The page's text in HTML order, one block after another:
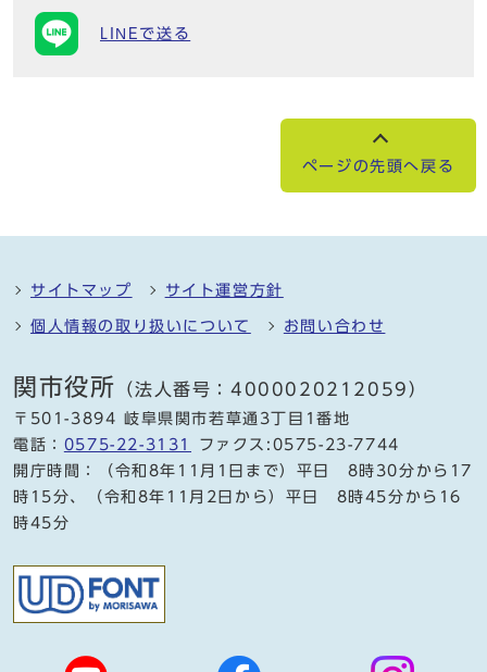
LINEで送る
ページの先頭へ戻る
サイトマップ サイト運営方針
個人情報の取り扱いについて お問い合わせ
関市役所 （法人番号：4000020212059）
〒501-3894 岐阜県関市若草通3丁目1番地
電話： 0575-22-3131
ファクス:0575-23-7744
開庁時間：（令和8年11月1日まで）平日 8時30分から17
時15分、（令和8年11月2日から）平日 8時45分から16
時45分